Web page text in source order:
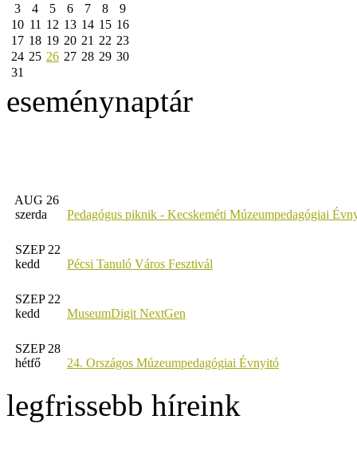
3
4 5 6 7 8
9
10 11 12 13 14 15 16
17 18 19 20 21 22 23
24 25 26 27 28 29 30
31
eseménynaptár
AUG 26
szerda
Pedagógus piknik - Kecskeméti Múzeumpedagógiai
SZEP 22
kedd
Pécsi Tanuló Város Fesztivál
SZEP 22
kedd
MuseumDigit NextGen
SZEP 28
hétfő
24. Országos Múzeumpedagógiai Évnyitó
legfrissebb híreink